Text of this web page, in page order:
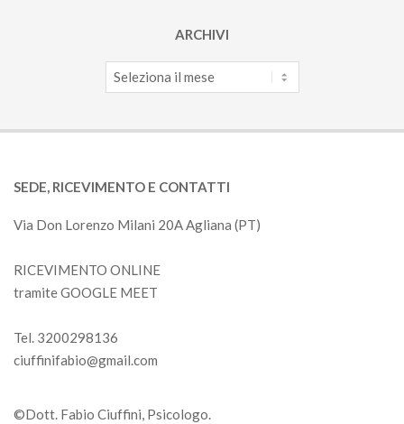
ARCHIVI
Archivi
SEDE, RICEVIMENTO E CONTATTI
Via Don Lorenzo Milani 20A Agliana (PT)
RICEVIMENTO ONLINE
tramite GOOGLE MEET
Tel. 3200298136
ciuffinifabio@gmail.com
©Dott. Fabio Ciuffini, Psicologo.